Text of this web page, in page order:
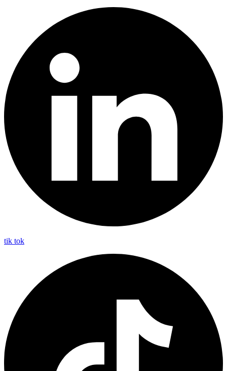
tik tok